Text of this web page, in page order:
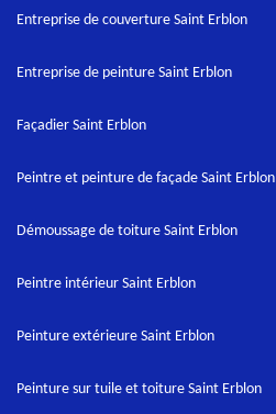
Entreprise de couverture Saint Erblon
Entreprise de peinture Saint Erblon
Façadier Saint Erblon
Peintre et peinture de façade Saint Erblon
Démoussage de toiture Saint Erblon
Peintre intérieur Saint Erblon
Peinture extérieure Saint Erblon
Peinture sur tuile et toiture Saint Erblon